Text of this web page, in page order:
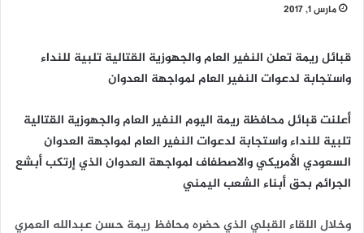
مارس 1, 2017
قبائل ريمة تعلن النفير العام والجهوزية القتالية تلبية للنداء
واستجابة لدعوات النفير العام لمواجهة العدوان
أعلنت قبائل محافظة ريمة اليوم النفير العام والجهوزية القتالية
تلبية للنداء واستجابة لدعوات النفير العام لمواجهة العدوان
السعودي الأمريكي والاصطفاف لمواجهة العدوان الذي إرتكب أبشع
الجرائم بحق أبناء الشعب اليمني
وخلال اللقاء القبلي الذي حضره محافظ ريمة حسن عبدالله العمري